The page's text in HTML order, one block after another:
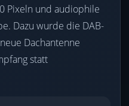
Pixeln und audiophile
Dazu wurde die DAB-
Dachantenne
statt